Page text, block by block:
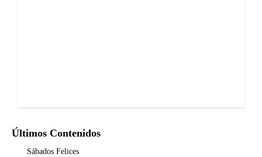
Últimos Contenidos
Sábados Felices